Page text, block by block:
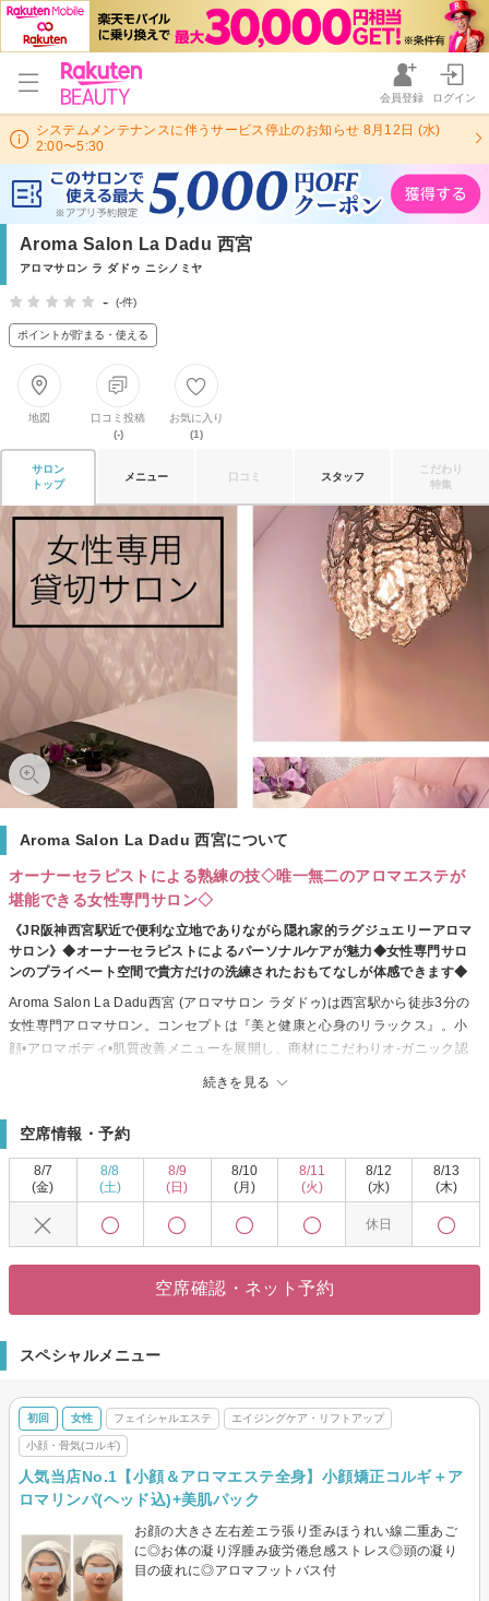
会員登録 ログイン
システムメンテナンスに伴うサービス停止のお知らせ 8月12日 (水)
2:00〜5:30
Aroma Salon La Dadu 西宮
アロマサロン ラ ダドゥ ニシノミヤ
- (-件)
ポイントが貯まる・使える
地図
口コミ投稿
(-)
お気に入り
(1)
サロン
トップ
メニュー 口コミ スタッフ
こだわり
特集
Aroma Salon La Dadu 西宮について
オーナーセラピストによる熟練の技◇唯一無二のアロマエステが
堪能できる女性専門サロン◇
《JR阪神西宮駅近で便利な立地でありながら隠れ家的ラグジュエリーアロマ
サロン》◆オーナーセラピストによるパーソナルケアが魅力◆女性専門サロ
ンのプライベート空間で貴方だけの洗練されたおもてなしが体感できます◆
続きを見る
Aroma Salon La Dadu西宮 (アロマサロン ラダドゥ)は西宮駅から徒歩3分の
女性専門アロマサロン。コンセプトは『美と健康と心身のリラックス』。小
顔•アロマボディ•肌質改善メニューを展開し、商材にこだわりオ-ガニック認
わせることなくプライベートな空間でお過ごしいただけます。日常から離れ
てアロマの香り漂う空間でご心身のリラックスやリフレッシュに、美容や健
康を意識されている女性にぜひご利用していただきたいサロンです。
空席情報・予約
8/7
(金)
8/8
(土)
8/9
(日)
8/10
(月)
8/11
(火)
8/12
(水)
休日
8/13
(木)
空席確認・ネット予約
スペシャルメニュー
初回 女性 フェイシャルエステ エイジングケア・リフトアップ
小顔・骨気(コルギ)
人気当店No.1【小顔＆アロマエステ全身】小顔矯正コルギ＋ア
ロマリンパ(ヘッド込)+美肌パック
お顔の大きさ左右差エラ張り歪みほうれい線二重あご
に◎お体の凝り浮腫み疲労倦怠感ストレス◎頭の凝り
目の疲れに◎アロマフットバス付